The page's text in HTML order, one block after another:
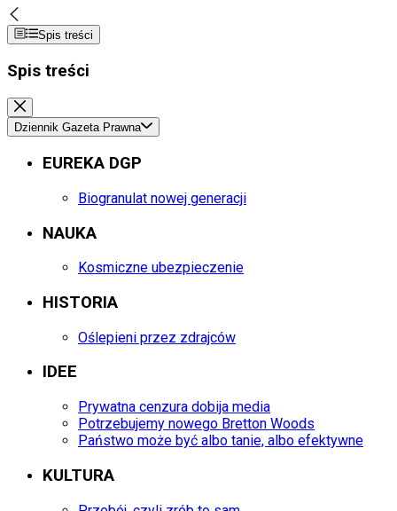
Spis treści
Spis treści
Dziennik Gazeta Prawna
EUREKA DGP
Biogranulat nowej generacji
NAUKA
Kosmiczne ubezpieczenie
HISTORIA
Oślepieni przez zdrajców
IDEE
Prywatna cenzura dobija media
Potrzebujemy nowego Bretton Woods
Państwo może być albo tanie, albo efektywne
KULTURA